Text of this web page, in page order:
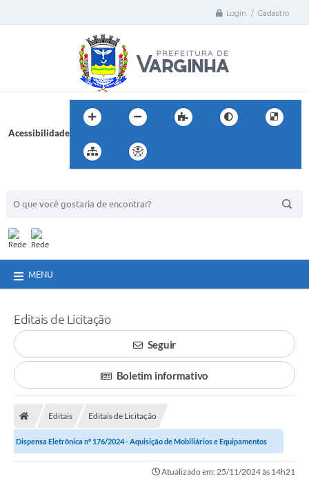
Login / Cadastro
Acessibilidade
MENU
Editais de Licitação
Seguir
Boletim informativo
Editais Editais de Licitação
Dispensa Eletrônica n° 176/2024 - Aquisição de Mobiliários e Equipamentos
Atualizado em: 25/11/2024 às 14h21